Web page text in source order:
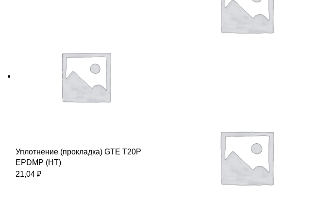
Уплотнение (прокладка) GTE T20P
EPDMP (HT)
21,04 ₽